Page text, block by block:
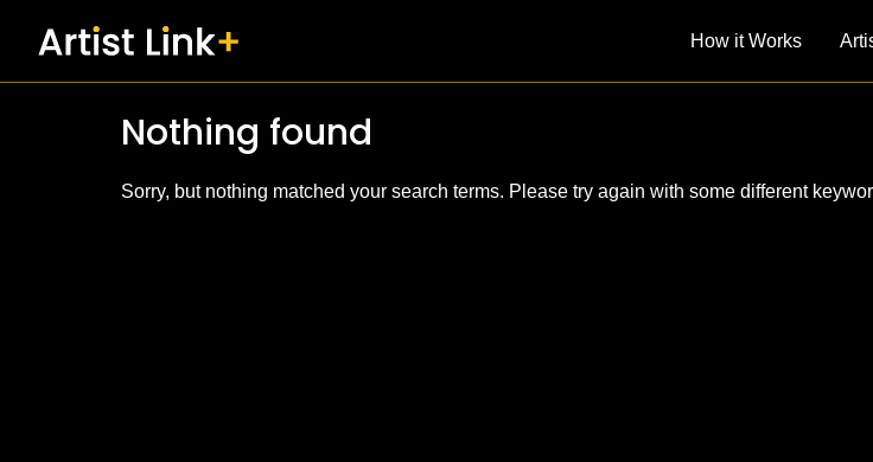
How it Works
Nothing found
Sorry, but nothing matched your search terms. Please try again with some different